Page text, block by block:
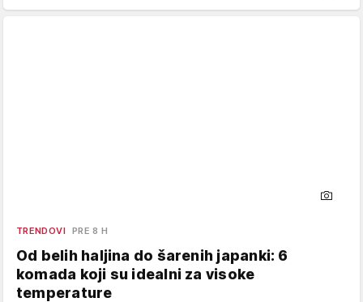
TRENDOVI PRE 8 H
Od belih haljina do šarenih japanki: 6
komada koji su idealni za visoke
temperature